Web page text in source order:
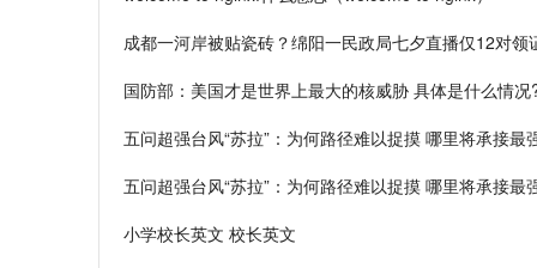
成都一河岸被贴瓷砖？绵阳一民政局七夕直播仅12对领
国防部：美国才是世界上最大的核威胁 具体是什么情况
五问超强台风“苏拉”：为何路径难以捉摸 哪里将承接最
五问超强台风“苏拉”：为何路径难以捉摸 哪里将承接最
小学校长英文 校长英文